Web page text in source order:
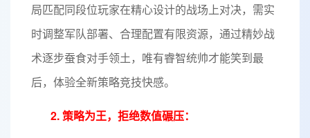
局匹配同段位玩家在精心设计的战场上对决，需实
时调整军队部署、合理配置有限资源，通过精妙战
术逐步蚕食对手领土，唯有睿智统帅才能笑到最
后，体验全新策略竞技快感。
2. 策略为王，拒绝数值碾压：